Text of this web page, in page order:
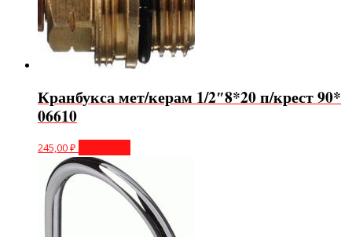
Кранбукса мет/керам 1/2″8*20 п/крест 90*
06610
245,00₽